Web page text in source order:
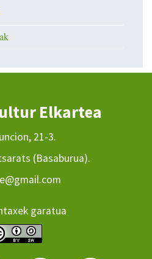
Elkartea
21-3.
(Basaburua).
garatua